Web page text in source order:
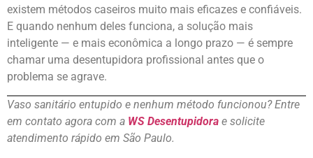
existem métodos caseiros muito mais eficazes e confiáveis.
E quando nenhum deles funciona, a solução mais
inteligente — e mais econômica a longo prazo — é sempre
chamar uma desentupidora profissional antes que o
problema se agrave.
Vaso sanitário entupido e nenhum método funcionou? Entre
em contato agora com a WS Desentupidora e solicite
atendimento rápido em São Paulo.